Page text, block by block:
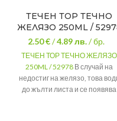
ТЕЧЕН ТОР ТЕЧНО
ЖЕЛЯЗО 250ML /
2.50 €/4.89лв./ бр.
ТЕЧЕН ТОР ТЕЧНО ЖЕЛЯЗО
250ML / 52978 В случай на
недостиг на желязо, това
до жълти листа и се появява